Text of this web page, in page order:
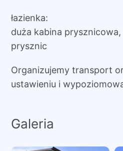
łazienka:
duża kabina
prysznic
Organizujemy transport
ustawieniu i
Galeria